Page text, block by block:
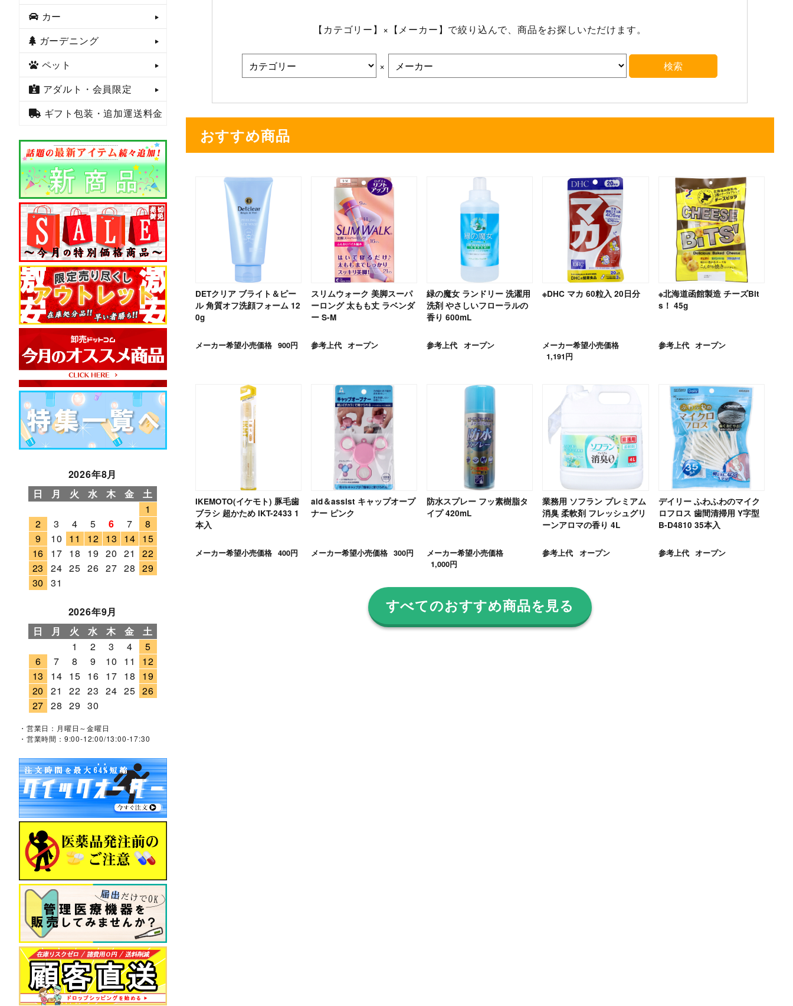
【カテゴリー】×【メーカー】で絞り込んで、商品をお探しいただけます。
×
おすすめ商品
DETクリア ブライト＆ピー
ル 角質オフ洗顔フォーム 12
0g
メーカー希望小売価格 900円
スリムウォーク 美脚スーパ
ーロング 太もも丈 ラベンダ
ー S-M
参考上代 オープン
緑の魔女 ランドリー 洗濯用
洗剤 やさしいフローラルの
香り 600mL
参考上代 オープン
※DHC マカ 60粒入 20日分
メーカー希望小売価格
1,191円
※北海道函館製造 チーズBit
s！ 45g
参考上代 オープン
IKEMOTO(イケモト) 豚毛歯
ブラシ 超かため IKT-2433 1
本入
メーカー希望小売価格 400円
aid＆assist キャップオープ
ナー ピンク
メーカー希望小売価格 300円
防水スプレー フッ素樹脂タ
イプ 420mL
メーカー希望小売価格
1,000円
業務用 ソフラン プレミアム
消臭 柔軟剤 フレッシュグリ
ーンアロマの香り 4L
参考上代 オープン
デイリー ふわふわのマイク
ロフロス 歯間清掃用 Y字型
B-D4810 35本入
参考上代 オープン
すべてのおすすめ商品を見る
カー
ガーデニング
ペット
アダルト・会員限定
ギフト包装・追加運送料金
2026年8月
日
月 火 水 木 金
土
1
2
3 4 5 6 7
8
9
10 11 12 13 14 15
16
17 18 19 20 21
22
23
24 25 26 27 28 29
30
31
2026年9月
日
月 火 水 木 金
土
1
2 3 4
5
6
7 8 9 10 11
12
13
14 15 16 17 18
19
20
21 22 23 24 25 26
27 28 29 30
・営業日：月曜日～金曜日
・営業時間：9:00-12:00/13:00-17:30